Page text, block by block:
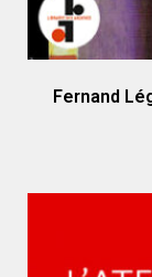
Fernand